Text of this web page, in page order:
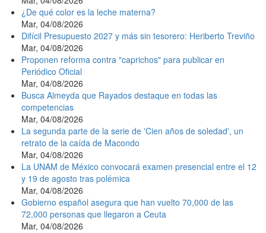
¿De qué color es la leche materna?
Mar, 04/08/2026
Difícil Presupuesto 2027 y más sin tesorero: Heriberto Treviño
Mar, 04/08/2026
Proponen reforma contra "caprichos" para publicar en
Periódico Oficial
Mar, 04/08/2026
Busca Almeyda que Rayados destaque en todas las
competencias
Mar, 04/08/2026
La segunda parte de la serie de 'Cien años de soledad', un
retrato de la caída de Macondo
Mar, 04/08/2026
La UNAM de México convocará examen presencial entre el 12
y 19 de agosto tras polémica
Mar, 04/08/2026
Gobierno español asegura que han vuelto 70,000 de las
72,000 personas que llegaron a Ceuta
Mar, 04/08/2026